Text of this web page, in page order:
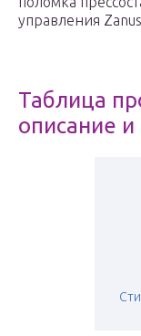
управления
Таблица
описание